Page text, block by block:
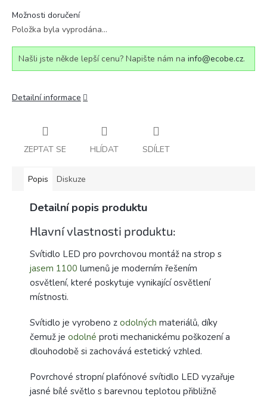
Možnosti doručení
Položka byla vyprodána…
Našli jste někde lepší cenu? Napište nám na info@ecobe.cz.
Detailní informace
ZEPTAT SE HLÍDAT SDÍLET
Popis Diskuze
Detailní popis produktu
Hlavní vlastnosti produktu:
Svítidlo LED pro povrchovou montáž na strop s
jasem 1100 lumenů je moderním řešením
osvětlení, které poskytuje vynikající osvětlení
místnosti.
Svítidlo je vyrobeno z odolných materiálů, díky
čemuž je odolné proti mechanickému poškození a
dlouhodobě si zachovává estetický vzhled.
Povrchové stropní plafónové svítidlo LED vyzařuje
jasné bílé světlo s barevnou teplotou přibližně